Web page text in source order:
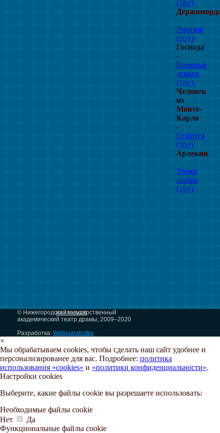
на главную
(18+)
-
Ревизор
(16+)
Господа
-
Бешеные
деньги
(16+)
Человек
из
Монте-
Карло
-
Супруга
(16+)
Арлекин
-
Уроки
любви
(16+)
© Нижегородский государственный
академический театр драмы, 2009–2020
Разработка: Webrazrabotka
×
Мы обрабатываем cookies, чтобы сделать наш сайт удобнее и
персонализированее для вас. Подробнее: политика
использования «cookies» и «политики конфиденциальности».
Настройки cookies
Выберите, какие файлы cookie вы разрешаете использовать:
Необходимые файлы cookie
Нет
Да
Функциональные файлы cookie